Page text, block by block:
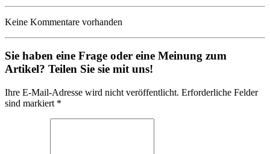
Keine Kommentare vorhanden
Sie haben eine Frage oder eine Meinung zum
Artikel? Teilen Sie sie mit uns!
Ihre E-Mail-Adresse wird nicht veröffentlicht. Erforderliche Felder
sind markiert *